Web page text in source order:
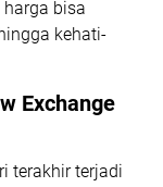
bisa
kehati-
Exchange
terakhir terjadi